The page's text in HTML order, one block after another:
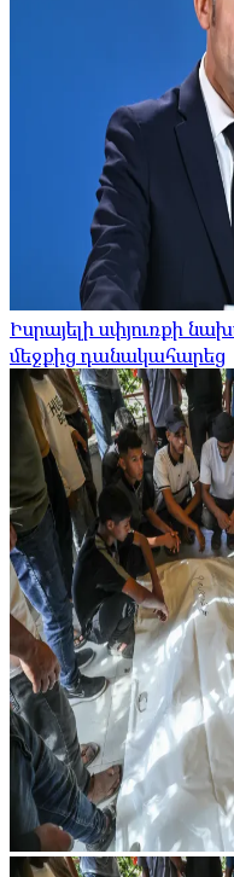
Իսրայելի սփյուռքի
մեջքից դանակահարեց